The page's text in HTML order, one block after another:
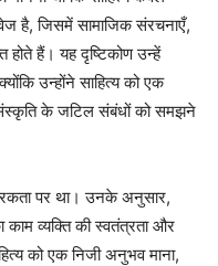
है, जिसमें सामाजिक संरचनाएँ,
होते हैं। यह दृष्टिकोण उन्हें
उन्होंने साहित्य को एक
के जटिल संबंधों को समझने
पर था। उनके अनुसार,
काम व्यक्ति की स्वतंत्रता और
को एक निजी अनुभव माना,